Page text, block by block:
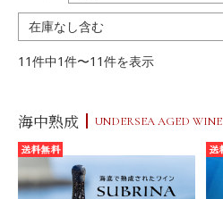
11件中1件〜11件を表示
海中熟成 UNDERSEA AGED WINE